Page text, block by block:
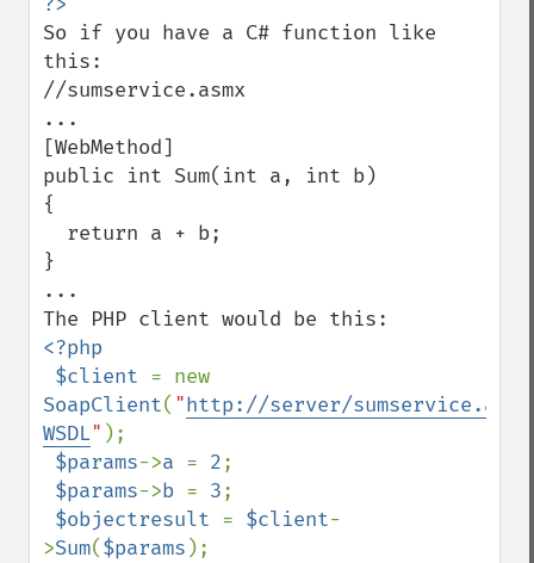
So if you have a C# function like
this:
//sumservice.asmx
...
[WebMethod]
public int Sum(int a, int b)
{
}
...
<?php
$client
SoapClient( "http://server/
WSDL" );
$params->a = 2;
$params->b = 3;
$objectresult = $client-
>Sum($params );